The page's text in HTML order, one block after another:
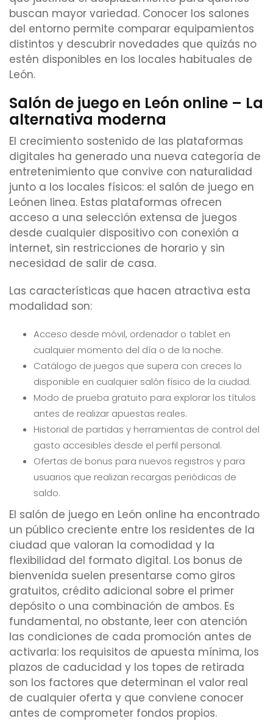
buscan mayor variedad. Conocer los salones
del entorno permite comparar equipamientos
distintos y descubrir novedades que quizás no
estén disponibles en los locales habituales de
León.
Salón de juego en León online – La
alternativa moderna
El crecimiento sostenido de las plataformas
digitales ha generado una nueva categoría de
entretenimiento que convive con naturalidad
junto a los locales físicos: el salón de juego en
Leónen linea. Estas plataformas ofrecen
acceso a una selección extensa de juegos
desde cualquier dispositivo con conexión a
internet, sin restricciones de horario y sin
necesidad de salir de casa.
Las características que hacen atractiva esta
modalidad son:
Acceso desde móvil, ordenador o tablet en
cualquier momento del día o de la noche.
Catálogo de juegos que supera con creces lo
disponible en cualquier salón físico de la ciudad.
Modo de prueba gratuito para explorar los títulos
antes de realizar apuestas reales.
Historial de partidas y herramientas de control del
gasto accesibles desde el perfil personal.
Ofertas de bonus para nuevos registros y para
usuarios que realizan recargas periódicas de
saldo.
El salón de juego en León online ha encontrado
un público creciente entre los residentes de la
ciudad que valoran la comodidad y la
flexibilidad del formato digital. Los bonus de
bienvenida suelen presentarse como giros
gratuitos, crédito adicional sobre el primer
depósito o una combinación de ambos. Es
fundamental, no obstante, leer con atención
las condiciones de cada promoción antes de
activarla: los requisitos de apuesta mínima, los
plazos de caducidad y los topes de retirada
son los factores que determinan el valor real
de cualquier oferta y que conviene conocer
antes de comprometer fondos propios.